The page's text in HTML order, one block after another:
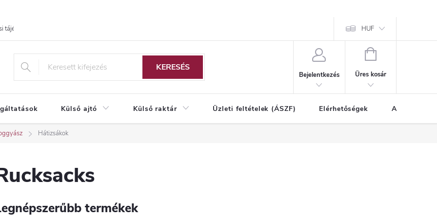
tájékoztató HUF
KERESÉS
Bejelentkezés
KOSÁR
Üres kosár
Külső ajtó Külső raktár Üzleti feltételek (ÁSZF) Elérhetőségek A vásárlás
Hátizsákok
termékek